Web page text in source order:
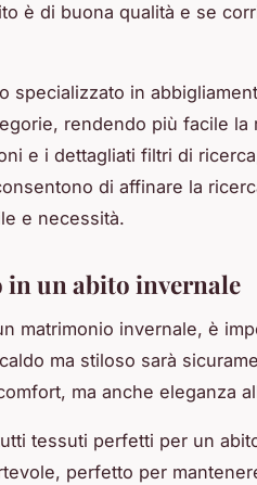
è di buona qualità e se
specializzato in
rendendo più facile la
e i dettagliati filtri di
di affinare la
e necessità.
in un abito invernale
matrimonio invernale, è
ma stiloso sarà
ma anche eleganza
tessuti perfetti per un
perfetto per